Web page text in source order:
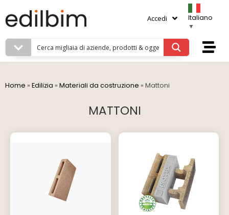
Accedi
Italiano
▼
Home » Edilizia » Materiali da costruzione » Mattoni
MATTONI